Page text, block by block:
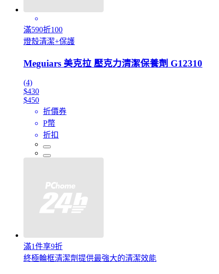
滿590折100
燈殼清潔+保護
Meguiars 美克拉 壓克力清潔保養劑 G12310
(4)
$430
$450
折價券
P幣
折扣
滿1件享9折
終極輪框清潔劑提供最強大的清潔效能